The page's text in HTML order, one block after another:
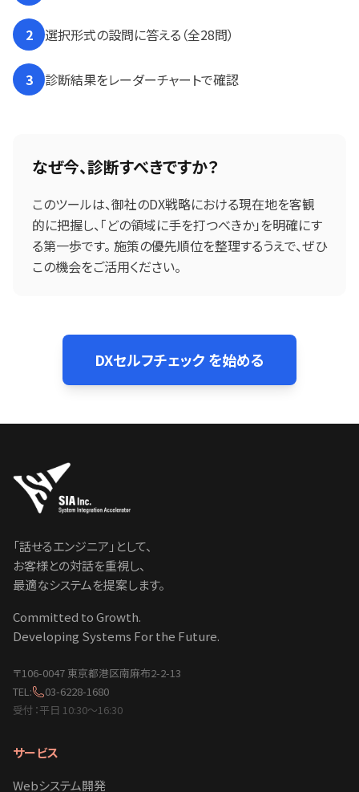
2 選択形式の設問に答える（全28問）
3 診断結果をレーダーチャートで確認
なぜ今、診断すべきですか？
このツールは、御社のDX戦略における現在地を客観
的に把握し、「どの領域に手を打つべきか」を明確にす
る第一歩です。 施策の優先順位を整理するうえで、ぜひ
この機会をご活用ください。
DXセルフチェック を始める
「話せるエンジニア」として、
お客様との対話を重視し、
最適なシステムを提案します。
Committed to Growth.
Developing Systems For the Future.
〒106-0047 東京都港区南麻布2-2-13
TEL:
03-6228-1680
受付：平日 10:30〜16:30
サービス
Webシステム開発